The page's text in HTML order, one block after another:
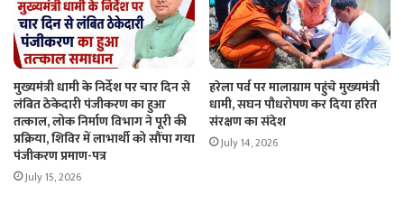
मुख्यमंत्री धामी के निर्देश पर चार दिन से
लंबित ठेकेदारी पंजीकरण का हुआ
तत्काल, लोक निर्माण विभाग ने पूरी की
प्रक्रिया, शिविर में लाभार्थी को सौंपा गया
पंजीकरण प्रमाण-पत्र
July 15, 2026
हरेला पर्व पर मालाग्राम पहुंचे मुख्यमंत्री
धामी, सघन पौधरोपण कर दिया हरित
संरक्षण का संदेश
July 14, 2026